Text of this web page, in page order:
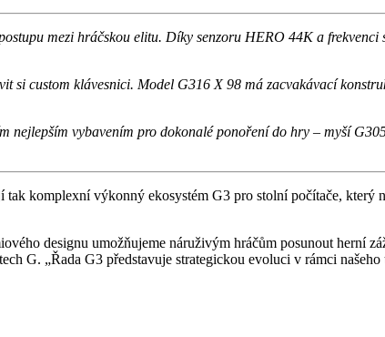
mezi hráčskou elitu. Díky senzoru HERO 44K a frekvenci
si custom klávesnici. Model G316 X 98 má zacvakávací
nejlepším vybavením pro dokonalé ponoření do hry – myší
tak komplexní výkonný ekosystém G3 pro stolní počítače, který
designu umožňujeme náruživým hráčům posunout herní
G. „Řada G3 představuje strategickou evoluci v rámci